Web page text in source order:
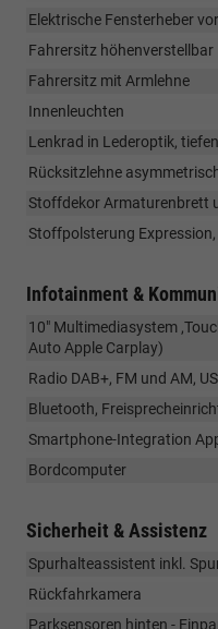
Elektrische Fensterheber
Fahrersitz höhenverstellbar
Fahrersitz mit Armlehne
Innenleuchten
Lenkrad in Lederoptik,
Rücksitzlehne
Stoffdekor Armaturenbrett
Stoffpolsterung
Infotainment &
10" Multimediasystem
Auto Apple Carplay)
Radio DAB+, FM und AM,
Bluetooth,
Smartphone-Integration
Bordcomputer
Sicherheit & Assistenz
Spurhalteassistent inkl.
Rückfahrkamera
Parksensoren hinten -